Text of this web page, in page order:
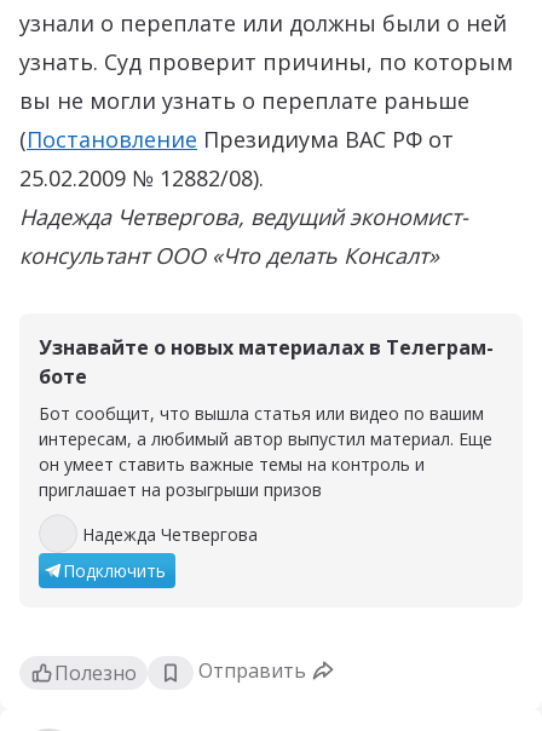
узнали о переплате или должны были о ней
узнать. Суд проверит причины, по которым
вы не могли узнать о переплате раньше
(Постановление Президиума ВАС РФ от
25.02.2009 № 12882/08).
Надежда Четвергова, ведущий экономист-
консультант ООО «Что делать Консалт»
Узнавайте о новых материалах в Телеграм-
боте
Бот сообщит, что вышла статья или видео по вашим
интересам, а любимый автор выпустил материал. Еще
он умеет ставить важные темы на контроль и
приглашает на розыгрыши призов
Надежда Четвергова
Надежда Четвергова
Подключить
Полезно Отправить